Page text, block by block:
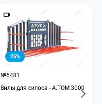
25%
№6481
Вилы для силоса - А.ТОМ 3000